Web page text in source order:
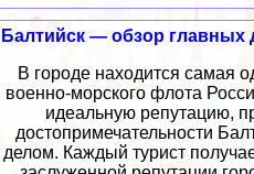
Балтийск — обзор главных
В городе находится самая
военно-морского флота
идеальную репутацию,
достопримечательности
делом. Каждый турист